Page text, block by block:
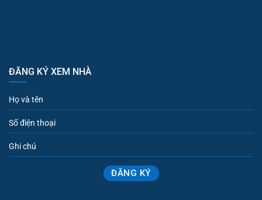
ĐĂNG KÝ XEM NHÀ